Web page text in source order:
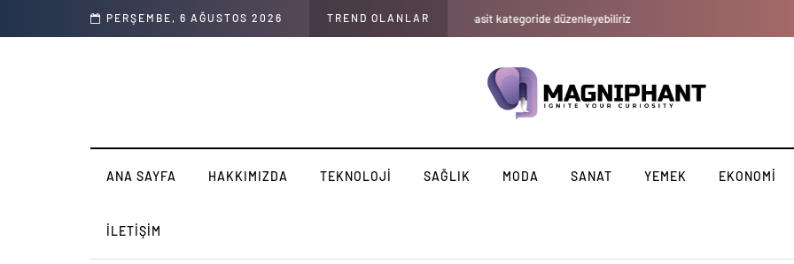
PERŞEMBE, 6 AĞUSTOS 2026 TREND OLANLAR
4 basit kategoride düzenleyebiliriz Doktorlara Göre Glikolik Asidin Cildiniz İçin Yapabilecekleri
ANA SAYFA HAKKIMIZDA TEKNOLOJI SAĞLIK MODA SANAT YEMEK EKONOMI
İLETIŞIM